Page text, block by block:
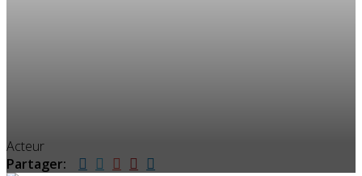
Acteur
Partager: